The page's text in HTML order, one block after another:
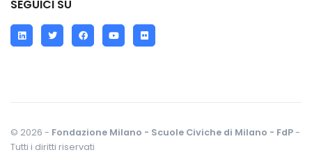
SEGUICI SU
LinkedInTwitterFacebookYouTube
Flickr
© 2026 - Fondazione Milano - Scuole Civiche di Milano - FdP-
Tutti i diritti riservati